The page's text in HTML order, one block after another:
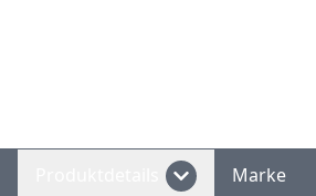
Marke